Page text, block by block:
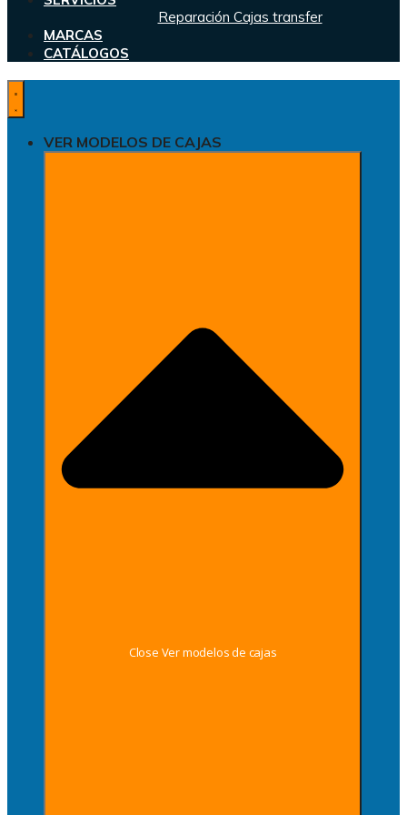
Reparación Cajas transfer
MARCAS
CATÁLOGOS
VER MODELOS DE CAJAS
Close Ver modelos de cajas